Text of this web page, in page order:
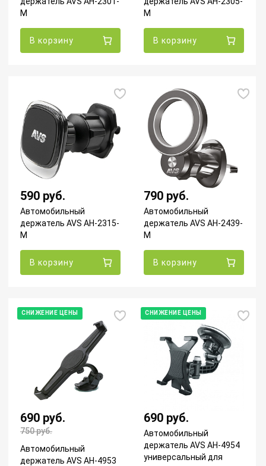
M
В корзину
M
В корзину
590 руб.
Автомобильный
держатель AVS AH-2315-
M
В корзину
790 руб.
Автомобильный
держатель AVS AH-2439-
M
В корзину
СНИЖЕНИЕ ЦЕНЫ
690 руб.
750руб.
Автомобильный
держатель AVS AH-4953
СНИЖЕНИЕ ЦЕНЫ
690 руб.
Автомобильный
держатель AVS AH-4954
универсальный для